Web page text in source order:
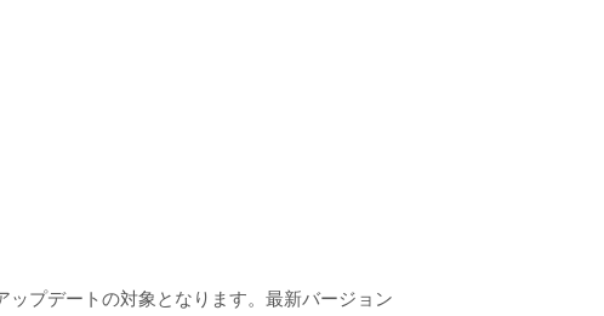
プデートの対象となります。最新バージョン